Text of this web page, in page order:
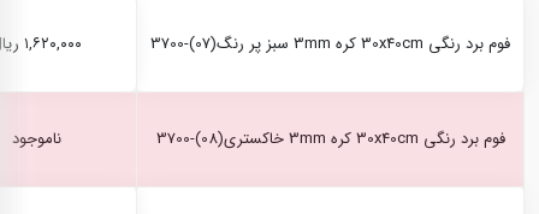
فوم برد رنگی 30x40cm کره 3mm سبز پر رنگ(07)-3700 ۱,۶۲۰,۰۰۰ ریال
فوم برد رنگی 30x40cm کره 3mm خاکستری(08)-3700 ناموجود